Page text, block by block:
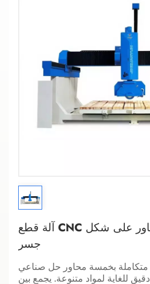
آلة قطع CNC متكاملة بخمسة محاور على شكل
جسر
بخمسة محاور حل صناعي
للغاية لمواد متنوعة. يجمع بين